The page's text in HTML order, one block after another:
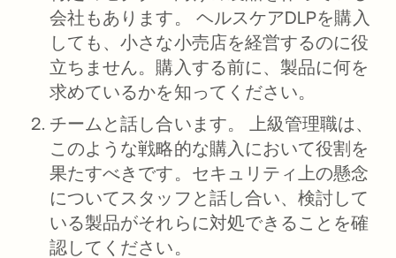
会社もあります。 ヘルスケアDLPを購入
しても、小さな小売店を経営するのに役
立ちません。購入する前に、製品に何を
求めているかを知ってください。
チームと話し合います。
上級管理職は、
このような戦略的な購入において役割を
果たすべきです。セキュリティ上の懸念
についてスタッフと話し合い、検討して
いる製品がそれらに対処できることを確
認してください。